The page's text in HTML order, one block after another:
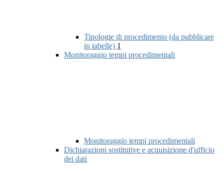
Tipologie di procedimento (da pubblicare
in tabelle) 1
Monitoraggio tempi procedimentali
Monitoraggio tempi procedimentali
Dichiarazioni sostitutive e acquisizione d'ufficio
dei dati